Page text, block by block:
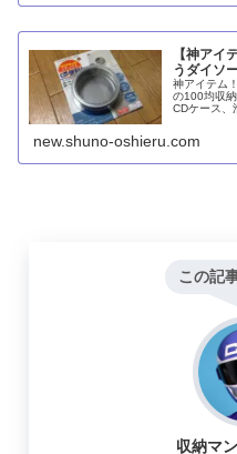
【神アイ
うダイソ
神アイテム
の100均収
CDケース、
new.shuno-oshieru.com
この記
収納マ